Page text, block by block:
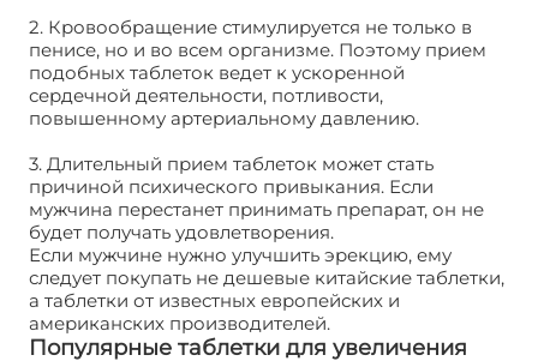
2. Кровообращение стимулируется не только в
пенисе, но и во всем организме. Поэтому прием
подобных таблеток ведет к ускоренной
сердечной деятельности, потливости,
повышенному артериальному давлению.
3. Длительный прием таблеток может стать
причиной психического привыкания. Если
мужчина перестанет принимать препарат, он не
будет получать удовлетворения.
Если мужчине нужно улучшить эрекцию, ему
следует покупать не дешевые китайские таблетки,
а таблетки от известных европейских и
американских производителей.
Популярные таблетки для увеличения